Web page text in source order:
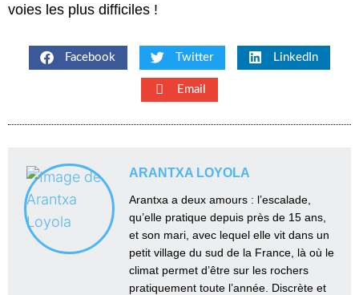
voies les plus difficiles !
Facebook Twitter LinkedIn
Email
ARANTXA LOYOLA
Arantxa a deux amours : l’escalade,
qu’elle pratique depuis près de 15 ans,
et son mari, avec lequel elle vit dans un
petit village du sud de la France, là où le
climat permet d’être sur les rochers
pratiquement toute l’année. Discrète et